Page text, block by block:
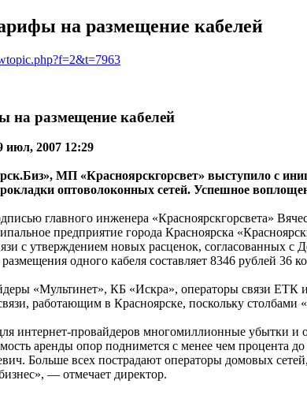
на размещение кабелей
на размещение кабелей
июл, 2007 12:29
МП «Красноярскгорсвет» выступило с
оптоволоконных сетей. Успешное
главного инженера «Красноярскгорсвета»
предприятие города Красноярска
с утверждением новых расценок, согласованных с
одного кабеля составляет 8346 рублей
«Мультинет», КБ «Искра», операторы связи
работающим в Красноярске, поскольку
интернет-провайдеров многомиллионные убытки
аренды опор поднимется с менее чем
Больше всех пострадают операторы домовых
— отмечает директор.